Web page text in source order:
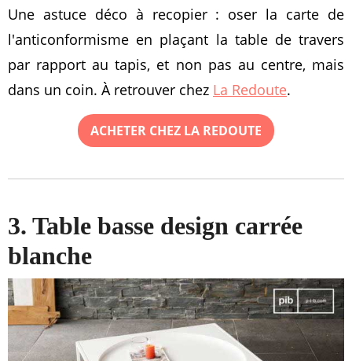
Une astuce déco à recopier : oser la carte de
l'anticonformisme en plaçant la table de travers
par rapport au tapis, et non pas au centre, mais
dans un coin. À retrouver chez La Redoute.
ACHETER CHEZ LA REDOUTE
3. Table basse design carrée
blanche